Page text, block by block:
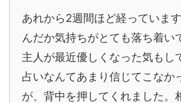
あれから2週間ほど経っていま
んだか気持ちがとても落ち着い
主人が最近優しくなった気もし
占いなんてあまり信じてこなか
が、背中を押してくれました。